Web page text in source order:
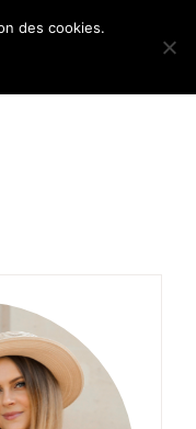
des cookies.